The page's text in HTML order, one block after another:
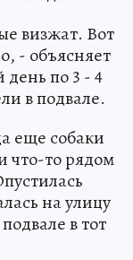
визжат. Вот
- объясняет
по 3 - 4
в подвале.
еще собаки
что-то рядом
на улицу
в тот